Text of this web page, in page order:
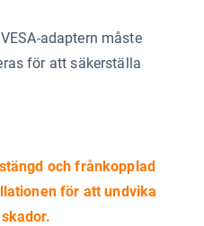
adaptern måste
för att säkerställa
och frånkopplad
för att undvika